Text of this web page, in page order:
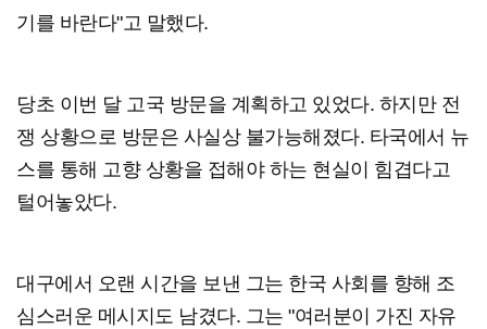
기를 바란다"고 말했다.
당초 이번 달 고국 방문을 계획하고 있었다. 하지만 전
쟁 상황으로 방문은 사실상 불가능해졌다. 타국에서 뉴
스를 통해 고향 상황을 접해야 하는 현실이 힘겹다고
털어놓았다.
대구에서 오랜 시간을 보낸 그는 한국 사회를 향해 조
심스러운 메시지도 남겼다. 그는 "여러분이 가진 자유